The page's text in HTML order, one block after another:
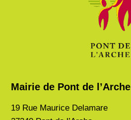
Mairie de Pont de l’Arche
19 Rue Maurice Delamare